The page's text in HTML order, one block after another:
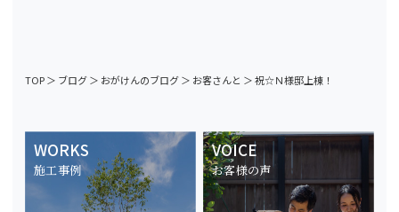
TOP＞ ブログ＞ おがけんのブログ＞ お客さんと ＞祝☆Ｎ様邸上棟！
WORKS
施工事例
VOICE
お客様の声